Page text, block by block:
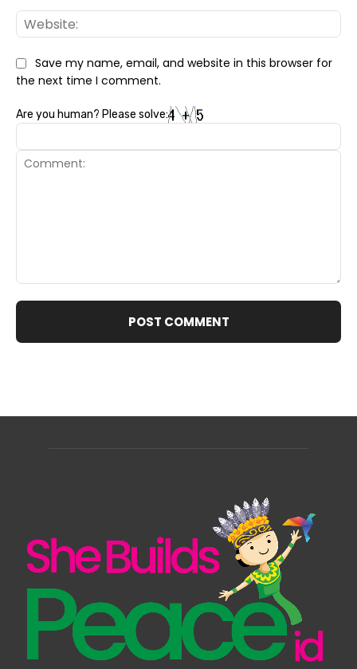
Save my name, email, and website in this browser for
the next time I comment.
Are you human? Please solve: